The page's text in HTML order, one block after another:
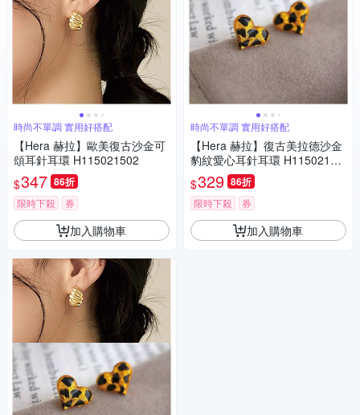
時尚不單調 實用好搭配
【Hera 赫拉】歐美復古沙金可
頌耳針耳環 H115021502
$347 86折
限時下殺 券
加入購物車
時尚不單調 實用好搭配
【Hera 赫拉】復古美拉德沙金
豹紋愛心耳針耳環 H11502150
$329 86折
限時下殺 券
加入購物車